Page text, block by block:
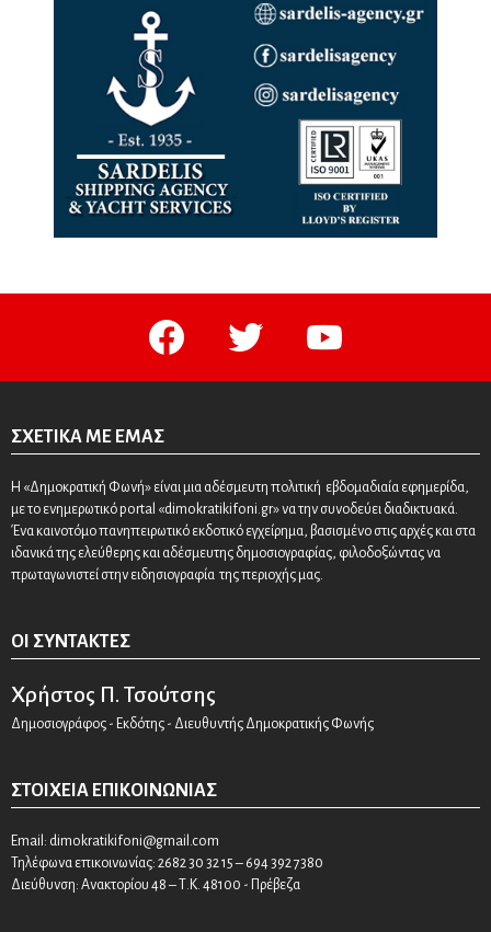
facebook twitter youtube
ΣΧΕΤΙΚΆ ΜΕ ΕΜΆΣ
Η «Δημοκρατική Φωνή» είναι μια αδέσμευτη πολιτική εβδομαδιαία εφημερίδα,
με το ενημερωτικό portal «dimokratikifoni.gr» να την συνοδεύει διαδικτυακά.
Ένα καινοτόμο πανηπειρωτικό εκδοτικό εγχείρημα, βασισμένο στις αρχές και στα
ιδανικά της ελεύθερης και αδέσμευτης δημοσιογραφίας, φιλοδοξώντας να
πρωταγωνιστεί στην ειδησιογραφία της περιοχής μας.
ΟΙ ΣΥΝΤΆΚΤΕΣ
Χρήστος Π. Τσούτσης
Δημοσιογράφος - Εκδότης - Διευθυντής Δημοκρατικής Φωνής
ΣΤΟΙΧΕΊΑ ΕΠΙΚΟΙΝΩΝΊΑΣ
Email: dimokratikifoni@gmail.com
Τηλέφωνα επικοινωνίας: 2682 30 32 15 – 694 392 7380
Διεύθυνση: Ανακτορίου 48 – Τ.Κ. 48100 - Πρέβεζα